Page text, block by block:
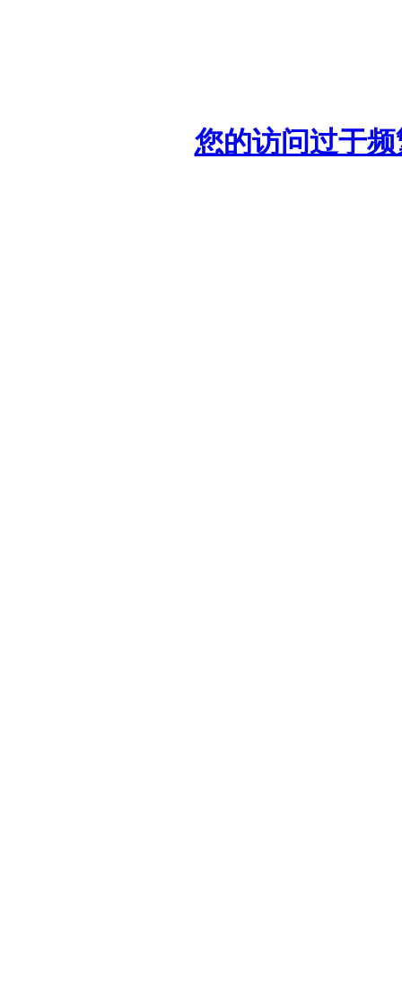
您的访问过于